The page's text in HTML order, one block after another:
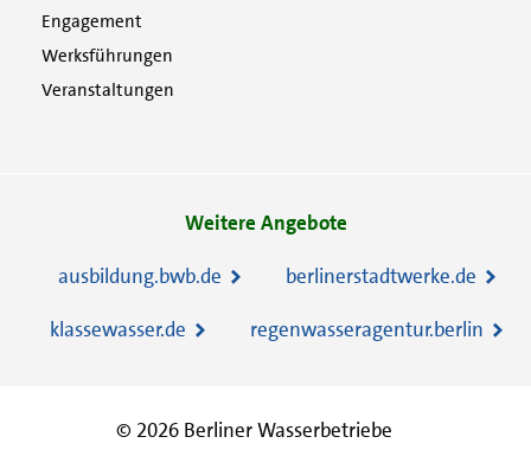
Engagement
Werksführungen
Veranstaltungen
Weitere Angebote
ausbildung.bwb.de berlinerstadtwerke.de
klassewasser.de regenwasseragentur.berlin
© 2026 Berliner Wasserbetriebe